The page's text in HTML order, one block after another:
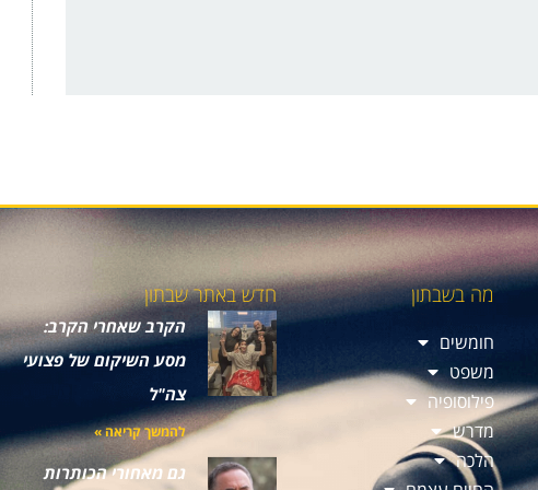
מה בשבתון
חומשים
משפט
פילוסופיה
מדרש
הלכה
חדש באתר שבתון
הקרב שאחרי הקרב:
מסע השיקום של פצועי
צה"ל
להמשך קריאה »
גם מאחורי הכותרות